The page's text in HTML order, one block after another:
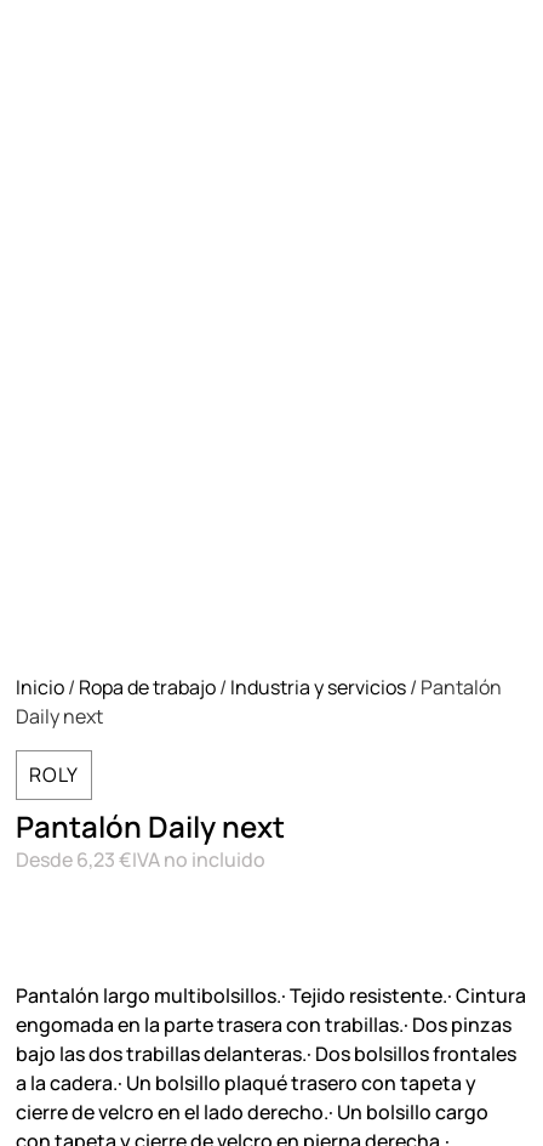
Inicio/ Ropa de trabajo/ Industria y servicios/ Pantalón
Daily next
ROLY
Pantalón Daily next
Desde6,23€IVA no incluido
Pantalón largo multibolsillos.· Tejido resistente.· Cintura
engomada en la parte trasera con trabillas.· Dos pinzas
bajo las dos trabillas delanteras.· Dos bolsillos frontales
a la cadera.· Un bolsillo plaqué trasero con tapeta y
cierre de velcro en el lado derecho.· Un bolsillo cargo